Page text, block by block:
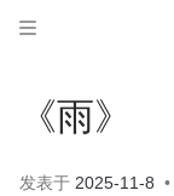
《雨》
发表于 2025-11-8